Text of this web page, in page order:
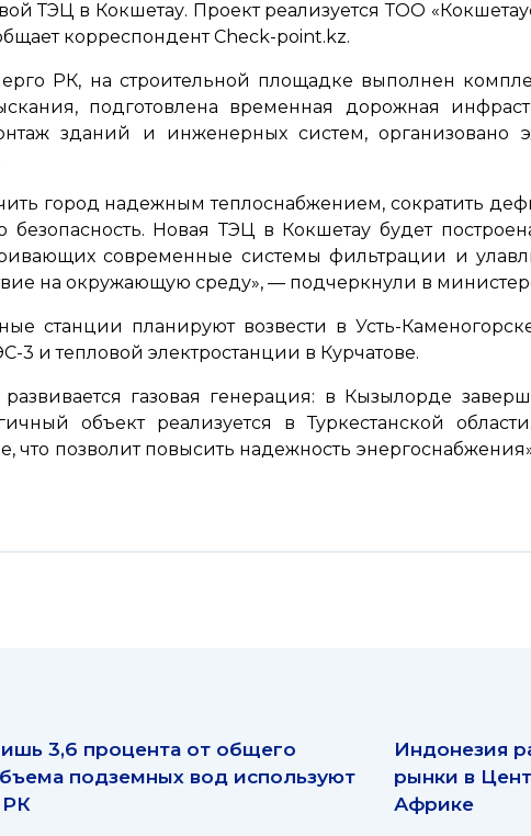
ТЭЦ в Кокшетау. Проект реализуется ТОО
корреспондент Check-point.kz.
РК, на строительной площадке выполнен
подготовлена временная дорожная
зданий и инженерных систем, организовано
город надежным теплоснабжением, сократить
Новая ТЭЦ в Кокшетау будет
современные системы фильтрации и
на окружающую среду», — подчеркнули в
станции планируют возвести в Усть-
3 и тепловой электростанции в Курчатове.
газовая генерация: в Кызылорде
объект реализуется в Туркестанской
что позволит повысить надежность
3,6 процента от общего
подземных вод используют
РК
Индонезия
рынки в
Африке